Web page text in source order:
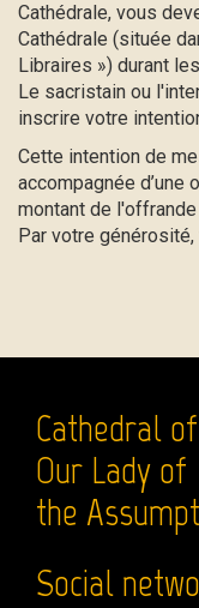
Cathédrale, vous
Cathédrale (située
Libraires ») durant
Le sacristain ou
inscrire votre
Cette intention de
accompagnée d’une
montant de
Par votre
Cathedral of
Our Lady of
the
Social